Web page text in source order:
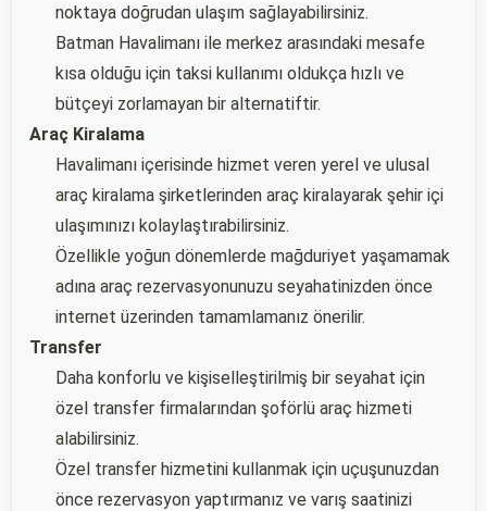
noktaya doğrudan ulaşım sağlayabilirsiniz.
Batman Havalimanı ile merkez arasındaki mesafe
kısa olduğu için taksi kullanımı oldukça hızlı ve
bütçeyi zorlamayan bir alternatiftir.
Araç Kiralama
Havalimanı içerisinde hizmet veren yerel ve ulusal
araç kiralama şirketlerinden araç kiralayarak şehir içi
ulaşımınızı kolaylaştırabilirsiniz.
Özellikle yoğun dönemlerde mağduriyet yaşamamak
adına araç rezervasyonunuzu seyahatinizden önce
internet üzerinden tamamlamanız önerilir.
Transfer
Daha konforlu ve kişiselleştirilmiş bir seyahat için
özel transfer firmalarından şoförlü araç hizmeti
alabilirsiniz.
Özel transfer hizmetini kullanmak için uçuşunuzdan
önce rezervasyon yaptırmanız ve varış saatinizi